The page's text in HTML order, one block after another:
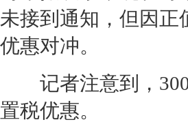
未接到通知，但因正
优惠对冲。
记者注意到，
置税优惠。